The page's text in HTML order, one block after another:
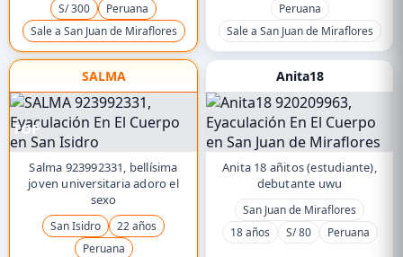
S/ 300
Peruana
Sale a San Juan de Miraflores
Peruana
Sale a San Juan de Miraflores
SALMA
TOP
Salma 923992331, bellísima
joven universitaria adoro el
sexo
San Isidro
22 años
Peruana
Anita18
Anita 18 añitos (estudiante),
debutante uwu
San Juan de Miraflores
18 años
S/ 80 Peruana